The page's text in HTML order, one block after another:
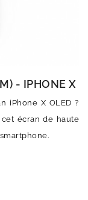
- IPHONE X
iPhone X OLED ?
cet écran de haute